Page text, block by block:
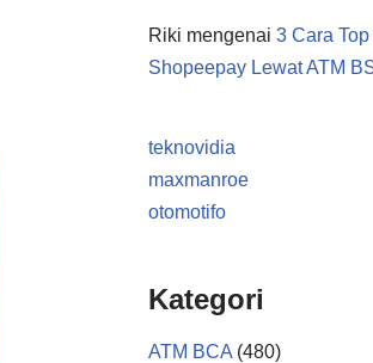
Riki mengenai 3 Cara
Shopeepay Lewat ATM
teknovidia
maxmanroe
otomotifo
Kategori
ATM BCA (480)